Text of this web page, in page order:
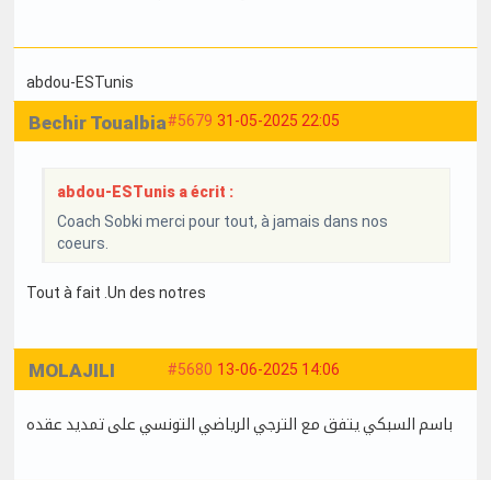
abdou-ESTunis
#5679 31-05-2025 22:05
Bechir Toualbia
abdou-ESTunis a écrit :
Coach Sobki merci pour tout, à jamais dans nos
coeurs.
Tout à fait .Un des notres
#5680 13-06-2025 14:06
MOLAJILI
باسم السبكي يتفق مع الترجي الرياضي التونسي على تمديد عقده